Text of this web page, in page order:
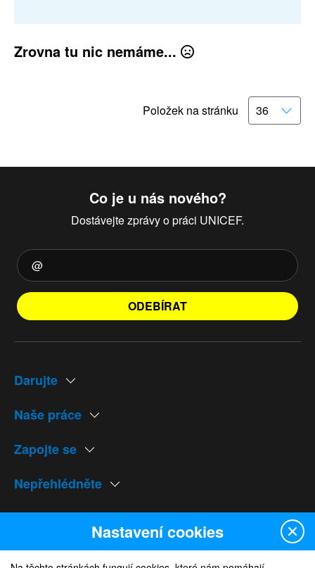
Zrovna tu nic nemáme...
Položek na stránku
Co je u nás nového?
Dostávejte zprávy o práci UNICEF.
ODEBÍRAT
Darujte
Naše práce
Zapojte se
Nepřehlédněte
Naše weby
Nastavení cookies